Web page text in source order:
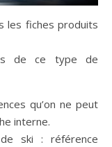
les fiches produits
de ce type de
qu’on ne peut
interne.
ski : référence